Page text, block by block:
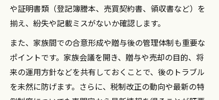
や証明書類（登記簿謄本、売買契約書、領収書など）を
揃え、紛失や記載ミスがないか確認します。
また、家族間での合意形成や贈与後の管理体制も重要な
ポイントです。家族会議を開き、贈与や売却の目的、将
来の運用方針などを共有しておくことで、後のトラブル
を未然に防げます。さらに、税制改正の動向や最新の特